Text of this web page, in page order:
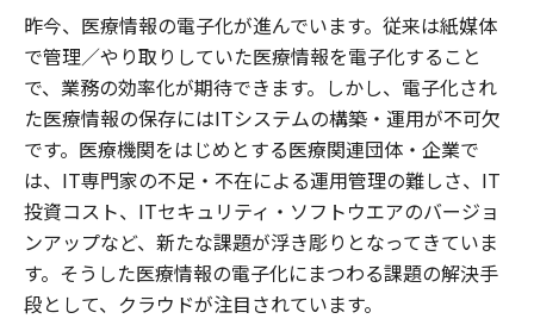
昨今、医療情報の電子化が進んでいます。従来は紙媒体
で管理／やり取りしていた医療情報を電子化すること
で、業務の効率化が期待できます。しかし、電子化され
た医療情報の保存にはITシステムの構築・運用が不可欠
です。医療機関をはじめとする医療関連団体・企業で
は、IT専門家の不足・不在による運用管理の難しさ、IT
投資コスト、ITセキュリティ・ソフトウエアのバージョ
ンアップなど、新たな課題が浮き彫りとなってきていま
す。そうした医療情報の電子化にまつわる課題の解決手
段として、クラウドが注目されています。